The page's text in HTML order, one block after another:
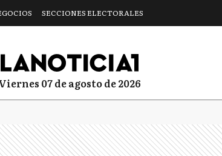
SECCIONES ELECTORALES
viernes 07 de agosto de 2026